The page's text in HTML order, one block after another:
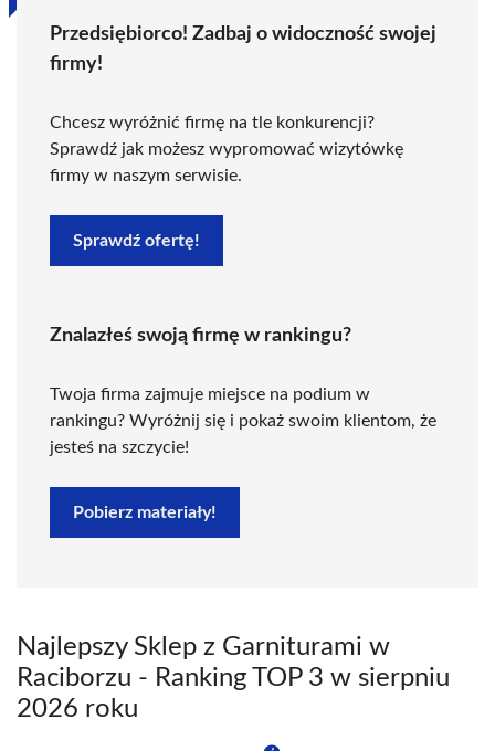
Przedsiębiorco! Zadbaj o widoczność swojej
firmy!
Chcesz wyróżnić firmę na tle konkurencji?
Sprawdź jak możesz wypromować wizytówkę
firmy w naszym serwisie.
Sprawdź ofertę!
Znalazłeś swoją firmę w rankingu?
Twoja firma zajmuje miejsce na podium w
rankingu? Wyróżnij się i pokaż swoim klientom, że
jesteś na szczycie!
Pobierz materiały!
Najlepszy Sklep z Garniturami w
Raciborzu - Ranking TOP 3 w sierpniu
2026 roku